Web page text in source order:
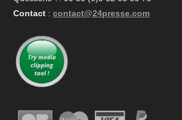
Contact : contact@24presse.com